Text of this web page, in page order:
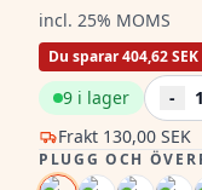
incl. 25% MOMS
Du sparar 404,62 SEK
Frakt 130,00 SEK
9 i lager - 1
PLUGG OCH